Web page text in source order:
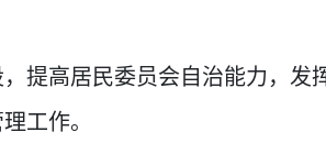
提高居民委员会自治能力，发
工作。